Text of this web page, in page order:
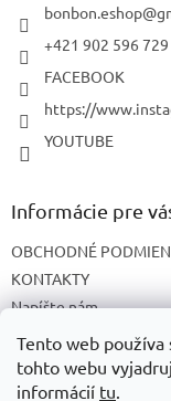
Tento web používa
tohto webu
informácií tu.
bonbon.eshop@
+421 902 596 729
FACEBOOK
https://
YOUTUBE
Informácie pre
OBCHODNÉ
KONTAKTY
Napíšte nám